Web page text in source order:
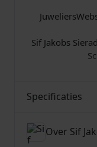
a
a
Sif Jakobs
Specificaties
Over Sif